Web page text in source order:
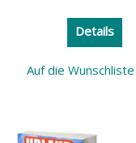
Details
Auf die Wunschliste